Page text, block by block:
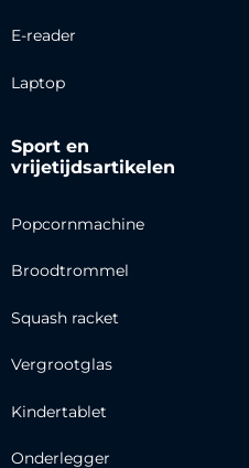
E-reader
Laptop
Sport en
vrijetijdsartikelen
Popcornmachine
Broodtrommel
Squash racket
Vergrootglas
Kindertablet
Onderlegger